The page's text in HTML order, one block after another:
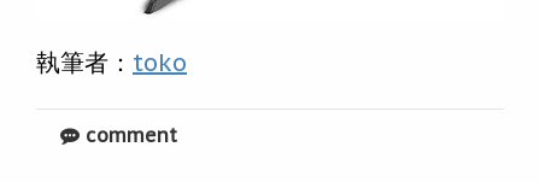
執筆者： toko
comment